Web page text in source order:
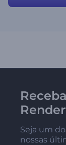
Seja um
nossas